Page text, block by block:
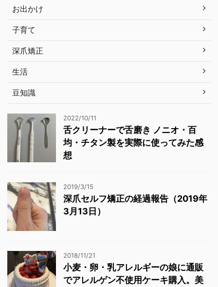
お出かけ
子育て
深爪矯正
生活
豆知識
2022/10/11
舌クリーナーで舌磨き ノニオ・百
均・チタン製を実際に使ってみた感
想
2019/3/15
深爪セルフ矯正の経過報告（2019年
3月13日）
2018/11/21
小麦・卵・乳アレルギーの娘に通販
でアレルゲン不使用ケーキ購入。美